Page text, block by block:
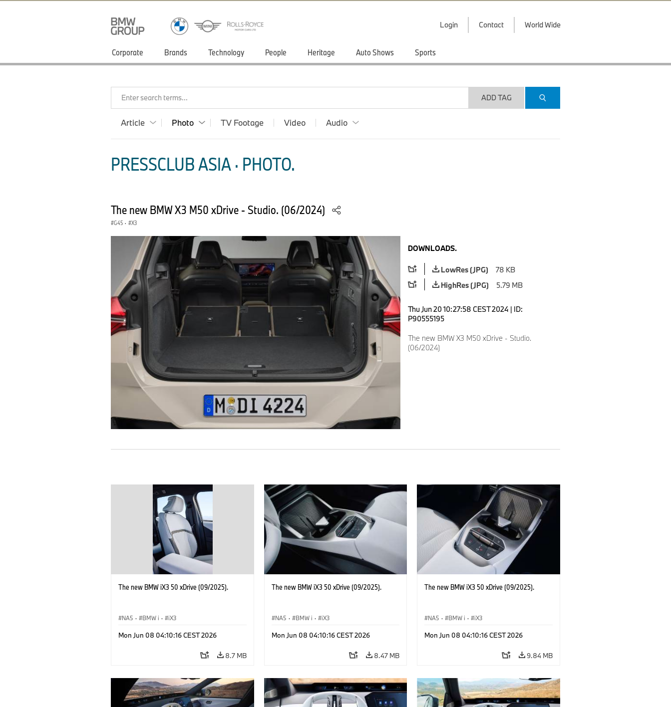
Login Contact World Wide
Corporate Brands Technology People Heritage Auto Shows Sports
Enter search terms... ADD TAG
Article Photo TV Footage Video Audio
PRESSCLUB ASIA · PHOTO.
The new BMW X3 M50 xDrive - Studio. (06/2024)
G45 · X3
DOWNLOADS.
LowRes (JPG)
78 KB
HighRes (JPG)
5.79 MB
Thu Jun 20 10:27:58 CEST 2024 | ID:
P90555195
The new BMW X3 M50 xDrive - Studio.
(06/2024)
The new BMW iX3 50 xDrive (09/2025).
NA5 · BMW i · iX3
Mon Jun 08 04:10:16 CEST 2026
8.7 MB
The new BMW iX3 50 xDrive (09/2025).
NA5 · BMW i · iX3
Mon Jun 08 04:10:16 CEST 2026
8.47 MB
The new BMW iX3 50 xDrive (09/2025).
NA5 · BMW i · iX3
Mon Jun 08 04:10:16 CEST 2026
9.84 MB